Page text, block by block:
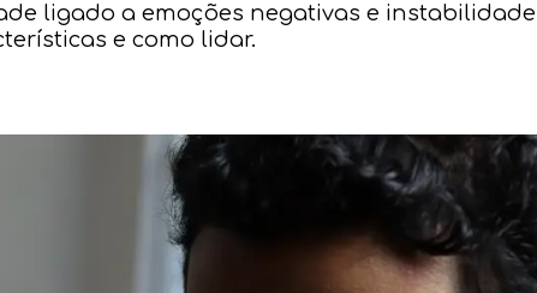
ligado a emoções negativas e instabilidade
e como lidar.